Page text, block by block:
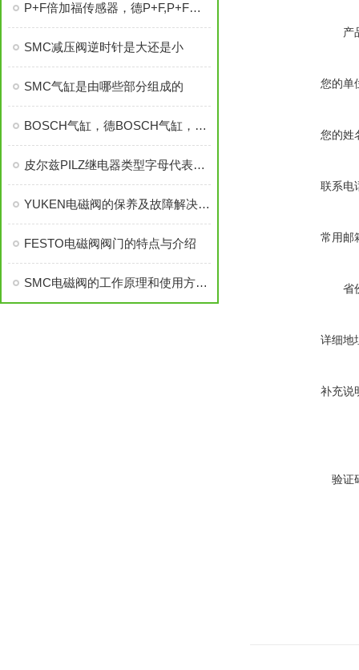
P+F倍加福传感器，德P+F,P+F倍加福编码器
SMC减压阀逆时针是大还是小
SMC气缸是由哪些部分组成的
BOSCH气缸，德BOSCH气缸，德BOSCH气缸，德BOSCH气缸
皮尔兹PILZ继电器类型字母代表什么？详解继电器型号含义
YUKEN电磁阀的保养及故障解决资料分为哪些
FESTO电磁阀阀门的特点与介绍
SMC电磁阀的工作原理和使用方法资料各分哪些
产
您的单
您的姓
联系电
常用邮
省
详细地
补充说
验证